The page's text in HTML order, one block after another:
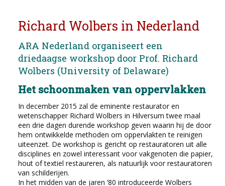
Richard Wolbers in Nederland
ARA Nederland organiseert een
driedaagse workshop door Prof. Richard
Wolbers (University of Delaware)
Het schoonmaken van oppervlakken
In december 2015 zal de eminente restaurator en
wetenschapper Richard Wolbers in Hilversum twee maal
een drie dagen durende workshop geven waarin hij de door
hem ontwikkelde methoden om oppervlakten te reinigen
uiteenzet. De workshop is gericht op restauratoren uit alle
disciplines en zowel interessant voor vakgenoten die papier,
hout of textiel restaureren, als natuurlijk voor restauratoren
van schilderijen.
In het midden van de jaren ’80 introduceerde Wolbers